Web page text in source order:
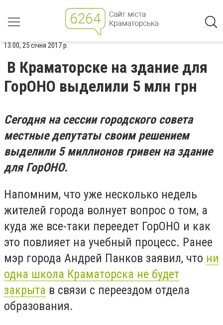
13:00, 25 січня 2017 р.
В Краматорске на здание для
ГорОНО выделили 5 млн грн
Сегодня на сессии городского совета
местные депутаты своим решением
выделили 5 миллионов гривен на здание
для ГорОНО.
Напомним, что уже несколько недель
жителей города волнует вопрос о том, а
куда же все-таки переедет ГорОНО и как
это повлияет на учебный процесс. Ранее
мэр города Андрей Панков заявил, что ни
одна школа Краматорска не будет
закрыта в связи с переездом отдела
образования.